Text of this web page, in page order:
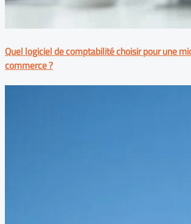
Quel logiciel de comptabilité choisir pour une
commerce ?